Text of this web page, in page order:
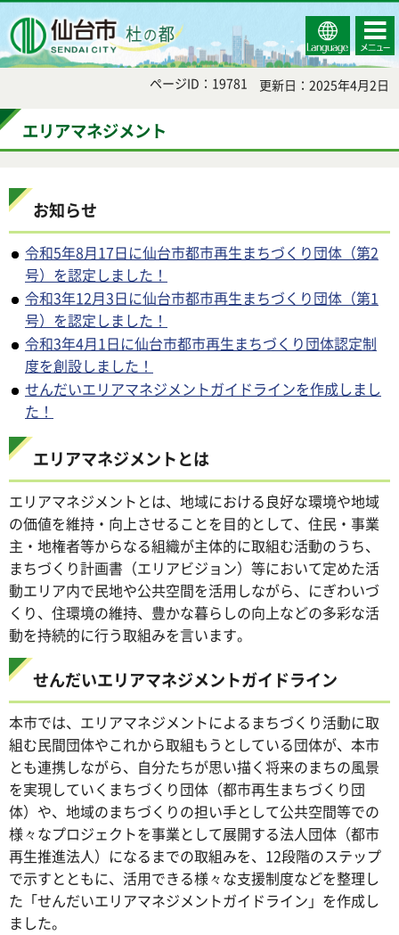
Select
Language
コンテ
ンツメ
ニュー
ページID：19781 更新日：2025年4月2日
エリアマネジメント
お知らせ
令和5年8月17日に仙台市都市再生まちづくり団体（第2
号）を認定しました！
令和3年12月3日に仙台市都市再生まちづくり団体（第1
号）を認定しました！
令和3年4月1日に仙台市都市再生まちづくり団体認定制
度を創設しました！
せんだいエリアマネジメントガイドラインを作成しまし
た！
エリアマネジメントとは
エリアマネジメントとは、地域における良好な環境や地域
の価値を維持・向上させることを目的として、住民・事業
主・地権者等からなる組織が主体的に取組む活動のうち、
まちづくり計画書（エリアビジョン）等において定めた活
動エリア内で民地や公共空間を活用しながら、にぎわいづ
くり、住環境の維持、豊かな暮らしの向上などの多彩な活
動を持続的に行う取組みを言います。
せんだいエリアマネジメントガイドライン
本市では、エリアマネジメントによるまちづくり活動に取
組む民間団体やこれから取組もうとしている団体が、本市
とも連携しながら、自分たちが思い描く将来のまちの風景
を実現していくまちづくり団体（都市再生まちづくり団
体）や、地域のまちづくりの担い手として公共空間等での
様々なプロジェクトを事業として展開する法人団体（都市
再生推進法人）になるまでの取組みを、12段階のステップ
で示すとともに、活用できる様々な支援制度などを整理し
た「せんだいエリアマネジメントガイドライン」を作成し
ました。